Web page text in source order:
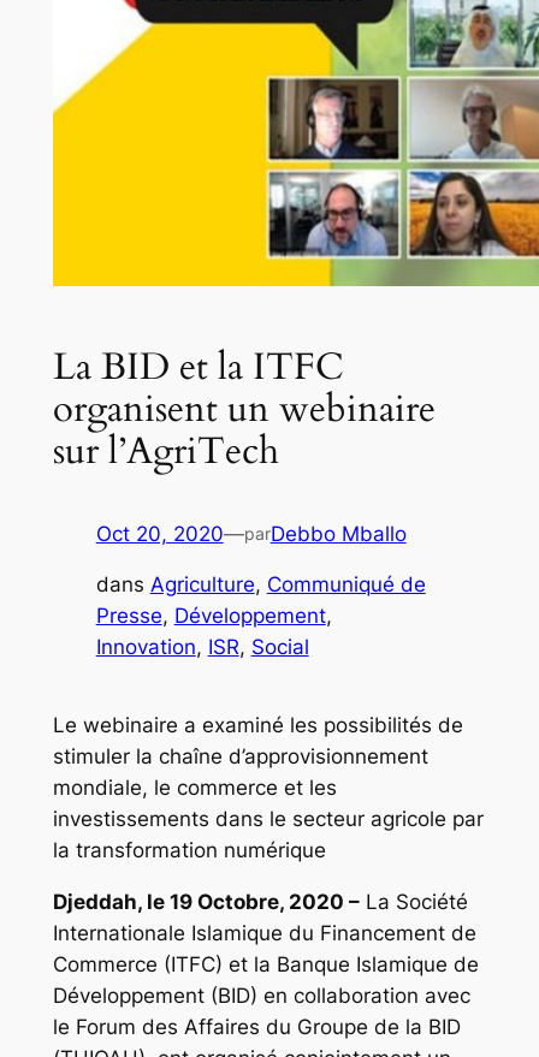
La BID et la ITFC
organisent un webinaire
sur l’AgriTech
Oct 20, 2020—parDebbo Mballo
dans Agriculture, Communiqué de
Presse, Développement
Innovation, ISR, Social
Le webinaire a examiné les possibilités de
stimuler la chaîne d’approvisionnement
mondiale, le commerce et les
investissements dans le secteur agricole par
la transformation numérique
Djeddah, le 19 Octobre, 2020 –La Société
Internationale Islamique du Financement de
Commerce (ITFC) et la Banque Islamique de
Développement (BID) en collaboration avec
le Forum des Affaires du Groupe de la BID